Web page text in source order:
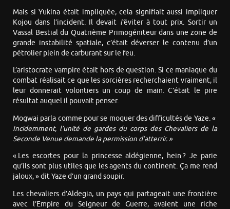
Mais si Yukina était impliquée, cela signifiait aussi impliquer
Kojou dans l’incident. Il devait l’éviter à tout prix. Sortir un
Vassal Bestial du Quatrième Primogéniteur dans une zone de
grande instabilité spatiale, c’était déverser le contenu d’un
pétrolier plein de carburant sur le feu.
L’aristocrate vampire était hors de question. Si ce maniaque du
combat réalisait ce que les sorcières recherchaient vraiment, il
leur donnerait volontiers un coup de main. C’était le pire
résultat auquel il pouvait penser.
Mogwai parla comme pour se moquer des difficultés de Yaze. «
Incidemment, l’unité de gardes du corps des Chevaliers de la
Seconde Venue demande la permission d’atterrir. »
« Les escortes pour la princesse aldégienne, hein ? Je parie
qu’ils sont plus utiles que les agents du continent. Ça me rend
jaloux, » dit Yaze d’un grand soupir.
Les chevaliers d’Aldegia, un pays qui partageait une frontière
avec l’Empire du Seigneur de Guerre, avaient une riche